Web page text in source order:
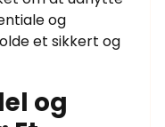
og
et sikkert og
og